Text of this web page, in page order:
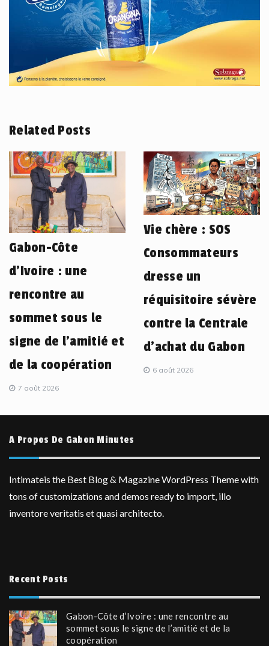
Related Posts
Gabon-Côte
d’Ivoire : une
rencontre au
sommet sous le
signe de l’amitié et
de la coopération
7 août 2026
Vie chère : SOS
Consommateurs
dresse un
réquisitoire sévère
contre la Centrale
d’achat du Gabon
6 août 2026
A Propos De Gabon Minutes
Intimateis the Best Blog & Magazine WordPress Theme with
tons of customizations and demos ready to import, illo
inventore veritatis et quasi architecto.
Recent Posts
Gabon-Côte d’Ivoire : une rencontre au
sommet sous le signe de l’amitié et de la
coopération